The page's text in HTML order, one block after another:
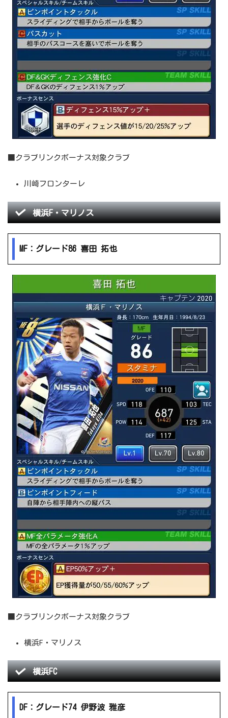
■クラブリンクボーナス対象クラブ
川崎フロンターレ
横浜F・マリノス
MF：グレード86 喜田 拓也
■クラブリンクボーナス対象クラブ
横浜F・マリノス
横浜FC
DF：グレード74 伊野波 雅彦